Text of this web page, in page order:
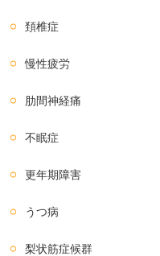
頚椎症
慢性疲労
肋間神経痛
不眠症
更年期障害
うつ病
梨状筋症候群